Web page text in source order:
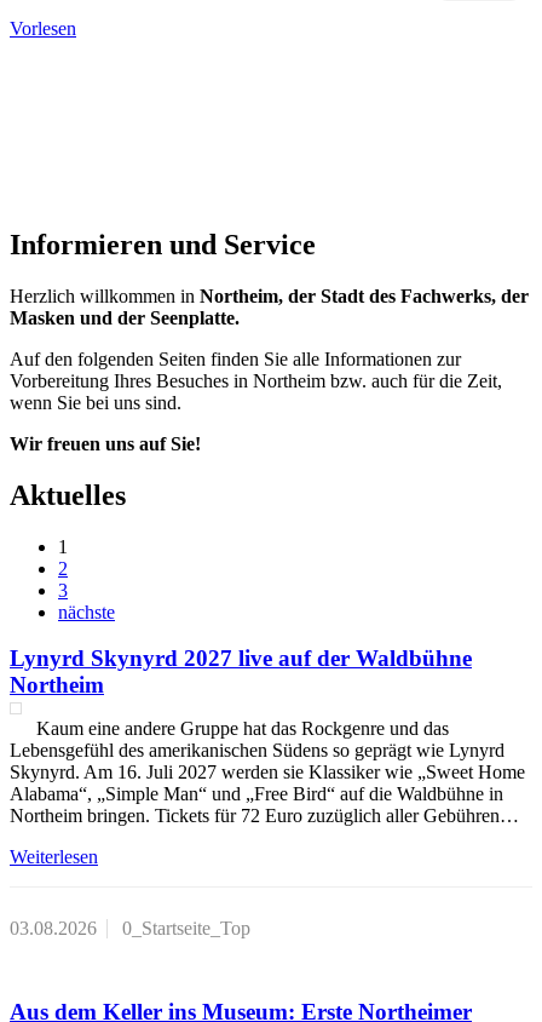
Vorlesen
Informieren und Service
Herzlich willkommen in Northeim, der Stadt des Fachwerks, der
Masken und der Seenplatte.
Auf den folgenden Seiten finden Sie alle Informationen zur
Vorbereitung Ihres Besuches in Northeim bzw. auch für die Zeit,
wenn Sie bei uns sind.
Wir freuen uns auf Sie!
Aktuelles
1
2
3
nächste
Lynyrd Skynyrd 2027 live auf der Waldbühne
Northeim
Kaum eine andere Gruppe hat das Rockgenre und das
Lebensgefühl des amerikanischen Südens so geprägt wie Lynyrd
Skynyrd. Am 16. Juli 2027 werden sie Klassiker wie „Sweet Home
Alabama“, „Simple Man“ und „Free Bird“ auf die Waldbühne in
Northeim bringen. Tickets für 72 Euro zuzüglich aller Gebühren…
Weiterlesen
03.08.2026 0_Startseite_Top
Aus dem Keller ins Museum: Erste Northeimer